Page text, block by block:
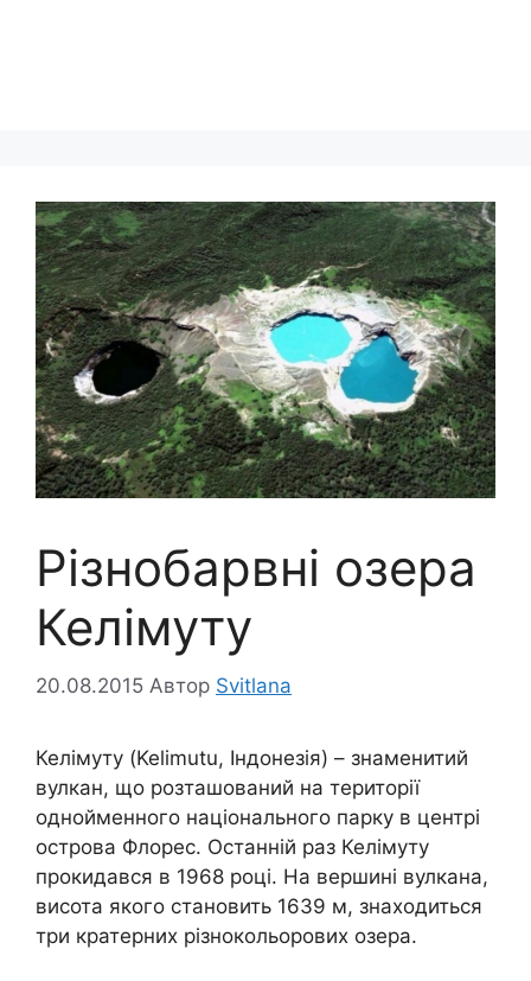
Різнобарвні озера
Келімуту
20.08.2015 Автор Svitlana
Келімуту (Kelimutu, Індонезія) – знаменитий
вулкан, що розташований на території
однойменного національного парку в центрі
острова Флорес. Останній раз Келімуту
прокидався в 1968 році. На вершині вулкана,
висота якого становить 1639 м, знаходиться
три кратерних різнокольорових озера.